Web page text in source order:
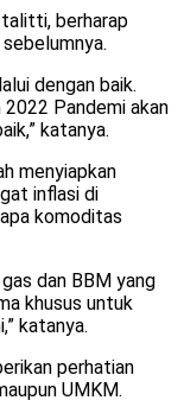
berharap
dengan baik.
Pandemi akan
katanya.
menyiapkan
inflasi di
komoditas
dan BBM yang
khusus untuk
katanya.
perhatian
UMKM.